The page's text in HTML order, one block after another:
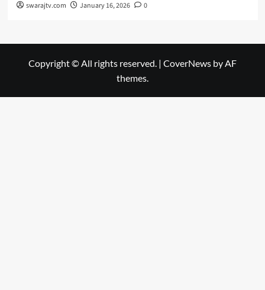
swarajtv.com January 16, 2026 0
Copyright © All rights reserved. | CoverNews by AF
themes.